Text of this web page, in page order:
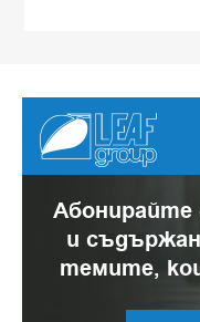
Абонирайте
и
темите,